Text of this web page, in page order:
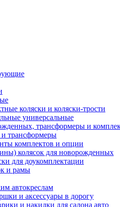
коляски и коляски-трости
универсальные
трансформеры и
трансформеры
комплектов и опции
колясок для новорожденных
для доукомплектации
и рамы
автокреслам
и аксессуары в дорогу
и накидки для салона авто